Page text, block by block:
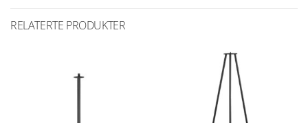
RELATERTE PRODUKTER